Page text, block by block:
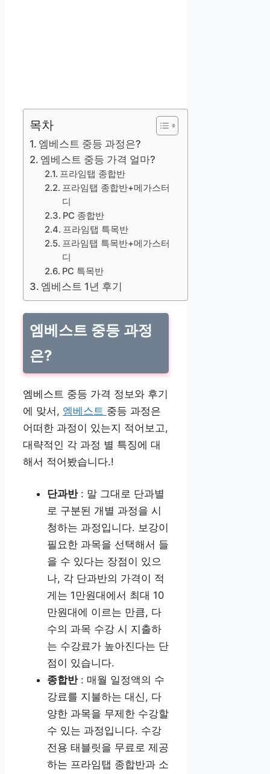
목차
엠베스트 중등 과정은?
엠베스트 중등 가격 얼마?
프라임탭 종합반
프라임탭 종합반+메가스터
디
PC 종합반
프라임탭 특목반
프라임탭 특목반+메가스터
디
PC 특목반
엠베스트 1년 후기
엠베스트 중등 과정
은?
엠베스트 중등 가격 정보와 후기
에 맞서, 엠베스트 중등 과정은
어떠한 과정이 있는지 적어보고,
대략적인 각 과정 별 특징에 대
해서 적어봤습니다.!
단과반: 말 그대로 단과별
로 구분된 개별 과정을 시
청하는 과정입니다. 보강이
필요한 과목을 선택해서 들
을 수 있다는 장점이 있으
나, 각 단과반의 가격이 적
게는 1만원대에서 최대 10
만원대에 이르는 만큼, 다
수의 과목 수강 시 지출하
는 수강료가 높아진다는 단
점이 있습니다.
종합반: 매월 일정액의 수
강료를 지불하는 대신, 다
양한 과목을 무제한 수강할
수 있는 과정입니다. 수강
전용 태블릿을 무료로 제공
하는 프라임탭 종합반과 소